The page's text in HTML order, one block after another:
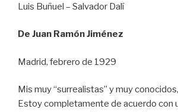
Luis Buñuel – Salvador Dalí
De Juan Ramón Jiménez
Madrid, febrero de 1929
Mis muy “surrealistas” y muy conocidos,
Estoy completamente de acuerdo con